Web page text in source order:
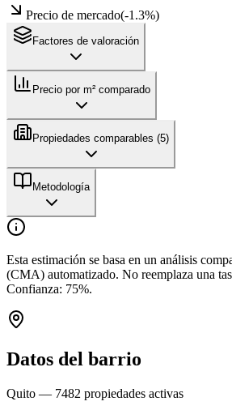
Precio de mercado(-1.3%)
Factores de valoración
Precio por m² comparado
Propiedades comparables (5)
Metodología
Esta estimación se basa en un análisis
(CMA) automatizado. No reemplaza una
Confianza: 75%.
Datos del barrio
Quito — 7482 propiedades activas